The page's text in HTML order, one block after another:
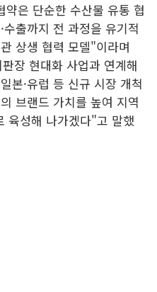
은 단순한 수산물 유통 협
수출까지 전 과정을 유기적
상생 협력 모델"이라며
장 현대화 사업과 연계해
본·유럽 등 신규 시장 개척
브랜드 가치를 높여 지역
육성해 나가겠다"고 말했